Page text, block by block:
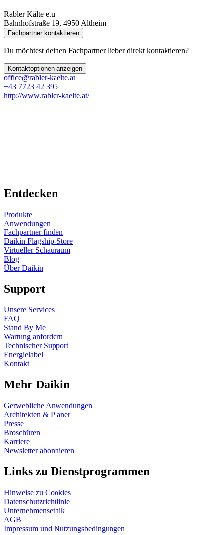
Rabler Kälte e.u.
Bahnhofstraße 19, 4950 Altheim
Fachpartner kontaktieren
Du möchtest deinen Fachpartner lieber direkt kontaktieren?
Kontaktoptionen anzeigen
office@rabler-kaelte.at
+43 7723 42 395
http://www.rabler-kaelte.at/
Entdecken
Produkte
Anwendungen
Fachpartner finden
Daikin Flagship-Store
Virtueller Schauraum
Blog
Über Daikin
Support
Unsere Services
FAQ
Stand By Me
Wartung anfordern
Technischer Support
Energielabel
Kontakt
Mehr Daikin
Gerwebliche Anwendungen
Architekten & Planer
Presse
Broschüren
Karriere
Newsletter abonnieren
Links zu Dienstprogrammen
Hinweise zu Cookies
Datenschutzrichtlinie
Unternehmensethik
AGB
Impressum und Nutzungsbedingungen